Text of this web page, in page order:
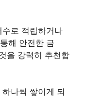
로 적립하거나
해 안전한 금
을 강력히 추천합
나씩 쌓이게 되